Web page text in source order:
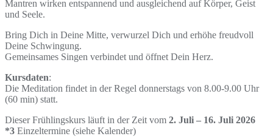
Mantren wirken entspannend und ausgleichend auf Körper, Geist
und Seele.
Bring Dich in Deine Mitte, verwurzel Dich und erhöhe freudvoll
Deine Schwingung.
Gemeinsames Singen verbindet und öffnet Dein Herz.
Kursdaten:
Die Meditation findet in der Regel donnerstags von 8.00-9.00 Uhr
(60 min) statt.
Dieser Frühlingskurs läuft in der Zeit vom 2. Juli – 16. Juli 2026
*3 Einzeltermine (siehe Kalender)